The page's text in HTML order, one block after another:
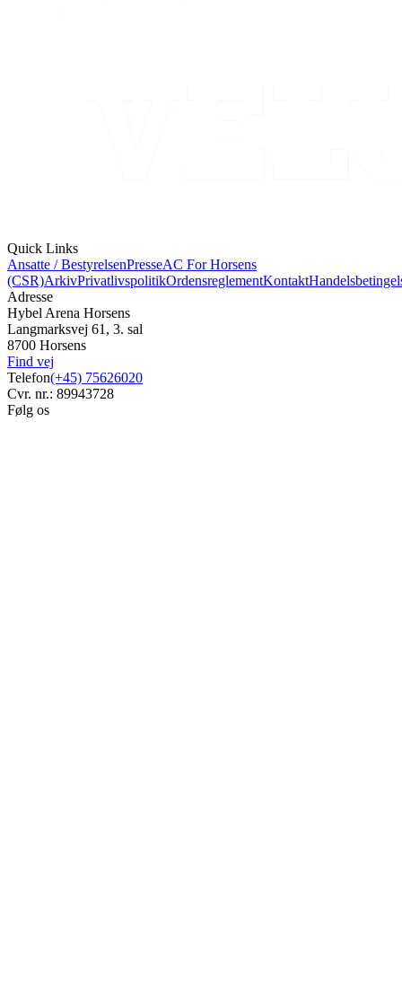
Quick Links
Ansatte / BestyrelsenPresseAC For Horsens
(CSR)ArkivPrivatlivspolitikOrdensreglementKontakt
Adresse
Hybel Arena Horsens
Langmarksvej 61, 3. sal
8700 Horsens
Find vej
Telefon(+45) 75626020
Cvr. nr.: 89943728
Følg os